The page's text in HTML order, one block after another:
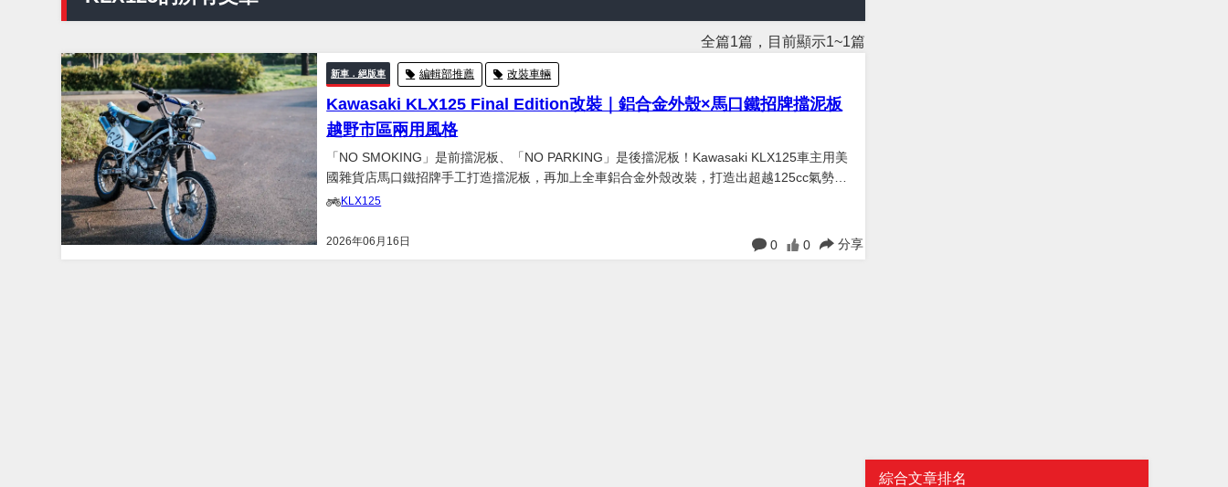
全篇1篇，目前顯示1~1篇
新車．絕版車 編輯部推薦 改裝車輛
Kawasaki KLX125 Final Edition改裝｜鋁合金外殼×馬口鐵招牌擋泥板
越野市區兩用風格
2026年06月16日
「NO SMOKING」是前擋泥板、「NO PARKING」是後擋泥板！Kawasaki KLX125車主用美
國雜貨店馬口鐵招牌手工打造擋泥板，再加上全車鋁合金外殼改裝，打造出超越125cc氣勢的
獨特改裝風格。...
KLX125
0 0 分享
綜合文章排名